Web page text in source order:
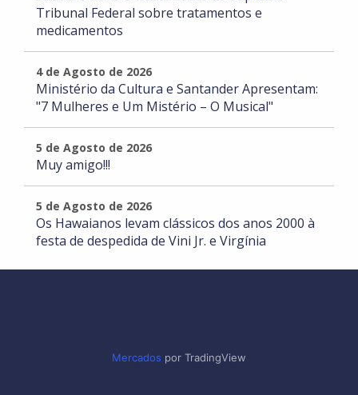
Tribunal Federal sobre tratamentos e
medicamentos
4 de Agosto de 2026
Ministério da Cultura e Santander Apresentam:
"7 Mulheres e Um Mistério – O Musical"
5 de Agosto de 2026
Muy amigo!!!
5 de Agosto de 2026
Os Hawaianos levam clássicos dos anos 2000 à
festa de despedida de Vini Jr. e Virgínia
Mercados por TradingView